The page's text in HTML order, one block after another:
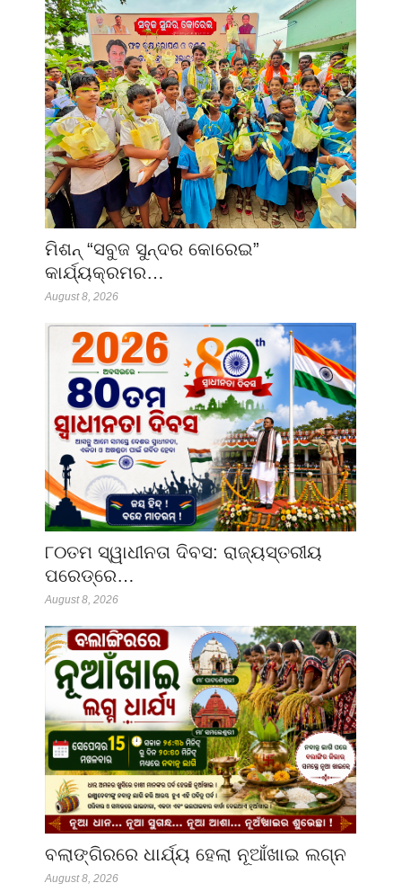
ମିଶନ୍ “ସବୁଜ ସୁନ୍ଦର କୋରେଇ”
କାର୍ଯ୍ୟକ୍ରମର…
August 8, 2026
୮୦ତମ ସ୍ୱାଧୀନତା ଦିବସ: ରାଜ୍ୟସ୍ତରୀୟ
ପରେଡ୍‌ରେ…
August 8, 2026
ବଲାଙ୍ଗିରରେ ଧାର୍ଯ୍ୟ ହେଲା ନୂଆଁଖାଇ ଲଗ୍ନ
August 8, 2026